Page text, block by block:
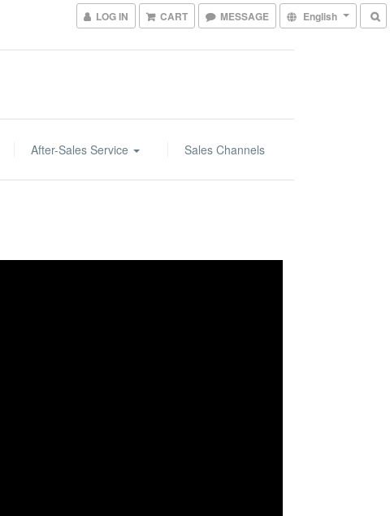
LOG IN CART MESSAGE English
After-Sales Service Sales Channels